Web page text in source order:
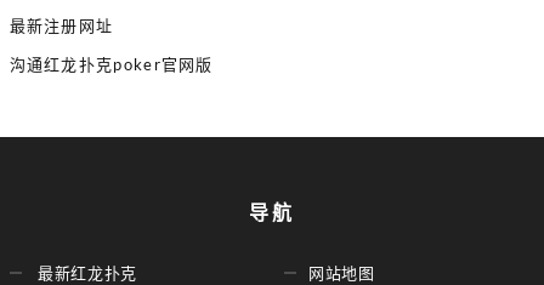
最新注册网址
沟通红龙扑克poker官网版
导航
最新红龙扑克
网站地图